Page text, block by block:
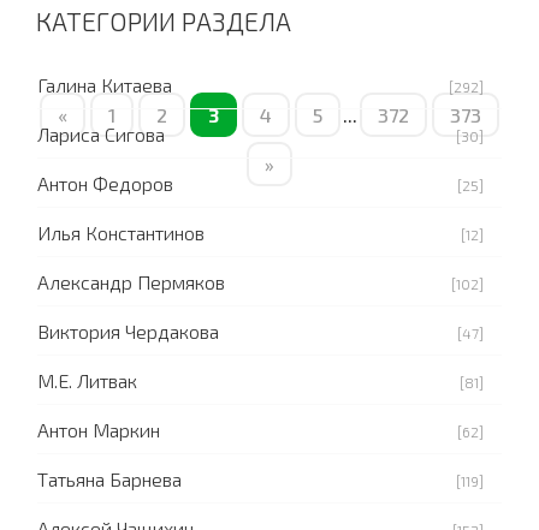
« 1 2 3 4 5 ... 372 373
»
КАТЕГОРИИ РАЗДЕЛА
Галина Китаева [292]
Лариса Сигова [30]
Антон Федоров [25]
Илья Константинов [12]
Александр Пермяков [102]
Виктория Чердакова [47]
М.Е. Литвак [81]
Антон Маркин [62]
Татьяна Барнева [119]